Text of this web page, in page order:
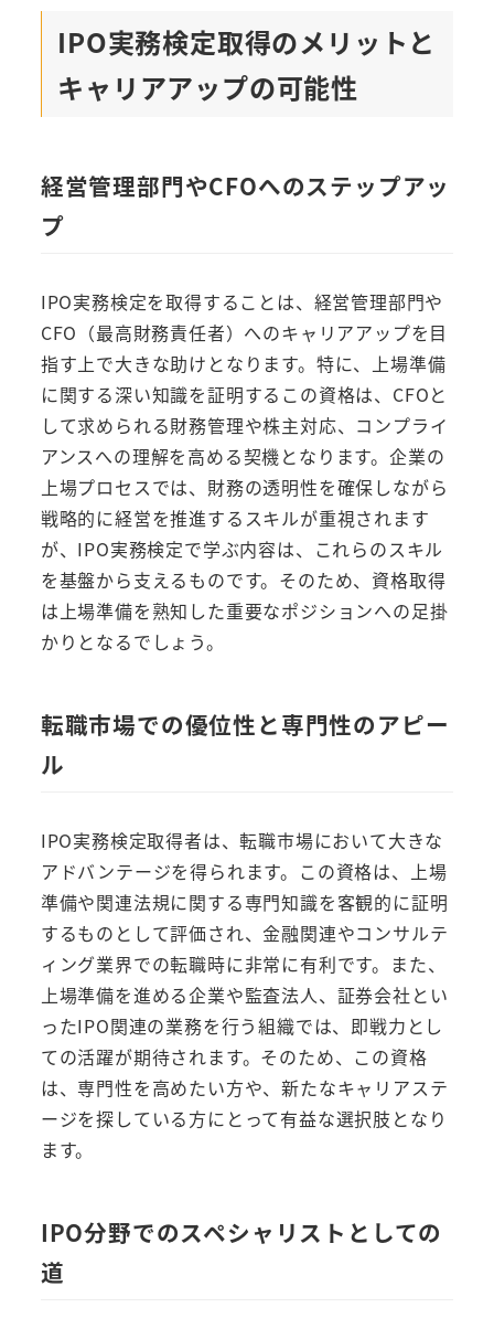
IPO実務検定取得のメリットと
キャリアアップの可能性
経営管理部門やCFOへのステップアッ
プ
IPO実務検定を取得することは、経営管理部門や
CFO（最高財務責任者）へのキャリアアップを目
指す上で大きな助けとなります。特に、上場準備
に関する深い知識を証明するこの資格は、CFOと
して求められる財務管理や株主対応、コンプライ
アンスへの理解を高める契機となります。企業の
上場プロセスでは、財務の透明性を確保しながら
戦略的に経営を推進するスキルが重視されます
が、IPO実務検定で学ぶ内容は、これらのスキル
を基盤から支えるものです。そのため、資格取得
は上場準備を熟知した重要なポジションへの足掛
かりとなるでしょう。
転職市場での優位性と専門性のアピー
ル
IPO実務検定取得者は、転職市場において大きな
アドバンテージを得られます。この資格は、上場
準備や関連法規に関する専門知識を客観的に証明
するものとして評価され、金融関連やコンサルテ
ィング業界での転職時に非常に有利です。また、
上場準備を進める企業や監査法人、証券会社とい
ったIPO関連の業務を行う組織では、即戦力とし
ての活躍が期待されます。そのため、この資格
は、専門性を高めたい方や、新たなキャリアステ
ージを探している方にとって有益な選択肢となり
ます。
IPO分野でのスペシャリストとしての
道